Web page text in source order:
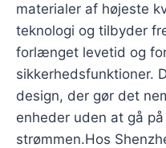
materialer af højeste
teknologi og tilbyder
forlænget levetid og
sikkerhedsfunktioner.
design, der gør det
enheder uden at gå
strømmen.Hos